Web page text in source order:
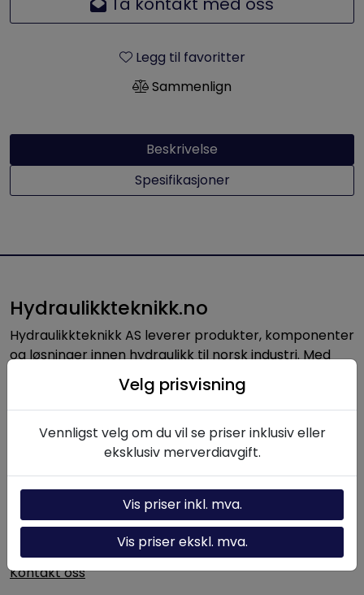
Legg til favoritter
Sammenlign
Beskrivelse
Spesifikasjoner
Hydraulikkteknikk.no
Hydraulikkteknikk AS leverer produkter, komponenter
og løsninger innen hydraulikk til norsk industri. Med
lang erfaring og solid fagkompetanse bistår vi kunder
med alt fra enkeltkomponenter til komplette
hydrauliske systemer.
Nyttige linker
Hydraulikk-kalkulator
Kontakt oss
Velg prisvisning
Vennligst velg om du vil se priser inklusiv eller
eksklusiv merverdiavgift.
Vis priser inkl. mva.
Vis priser ekskl. mva.